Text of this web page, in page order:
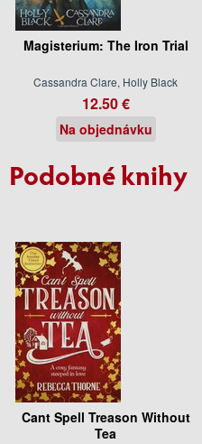
Magisterium: The Iron Trial
Cassandra Clare, Holly Black
12.50 €
Na objednávku
Podobné knihy
Cant Spell Treason Without
Tea